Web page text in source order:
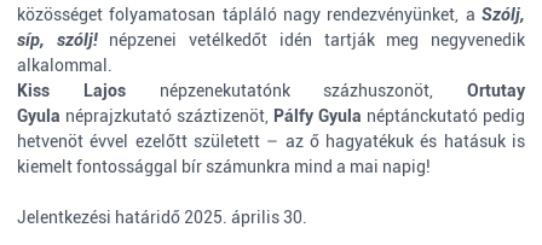
közösséget folyamatosan tápláló nagy rendezvényünket, a Szólj,
síp, szólj!népzenei vetélkedőt idén tartják meg negyvenedik
alkalommal.
Kiss Lajosnépzenekutatónk százhuszonöt, Ortutay
Gyula néprajzkutató száztizenöt, Pálfy Gyula néptánckutató pedig
hetvenöt évvel ezelőtt született – az ő hagyatékuk és hatásuk is
kiemelt fontossággal bír számunkra mind a mai napig!
Jelentkezési határidő 2025. április 30.